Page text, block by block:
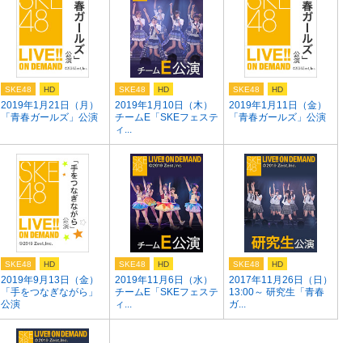
2019年1月21日（月）
「青春ガールズ」公演
SKE48 HD
2019年1月10日（木）
チームE「SKEフェステ
ィ...
SKE48 HD
2019年1月11日（金）
「青春ガールズ」公演
SKE48 HD
2019年9月13日（金）
「手をつなぎながら」
公演
SKE48 HD
2019年11月6日（水）
チームE「SKEフェステ
ィ...
SKE48 HD
2017年11月26日（日）
13:00～ 研究生「青春
ガ...
SKE48 HD